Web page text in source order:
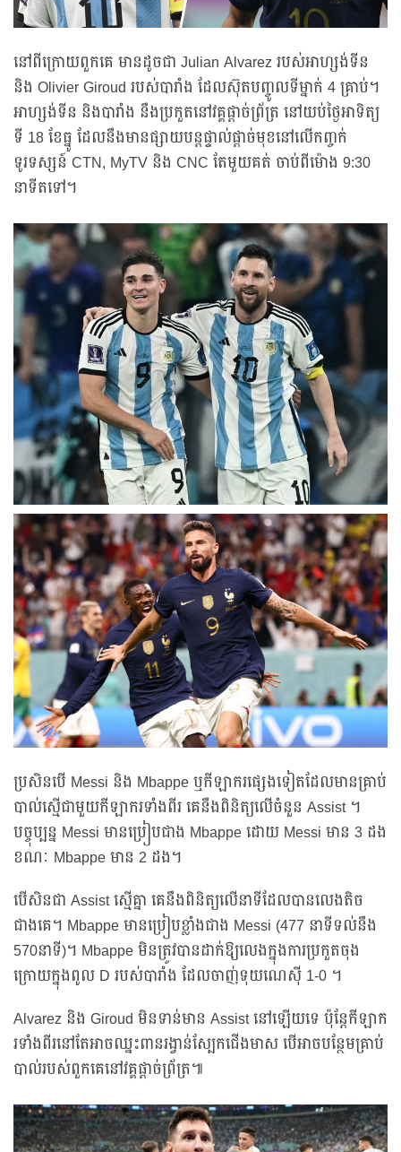
នៅពីក្រោយពួកគេ មានដូចជា Julian Alvarez របស់អាហ្សង់ទីន
និង Olivier Giroud របស់បារាំង ដែលស៊ុតបញ្ចូលទីម្នាក់ 4 គ្រាប់។
អាហ្សង់ទីន និងបារាំង នឹងប្រកួតនៅវគ្គផ្ដាច់ព្រ័ត្រ នៅយប់ថ្ងៃអាទិត្យ
ទី 18 ខែធ្នូ ដែលនឹងមានផ្សាយបន្តផ្ទាល់ផ្ដាច់មុខនៅលើកញ្ចក់
ទូរទស្សន៍ CTN, MyTV និង CNC តែមួយគត់ ចាប់ពីម៉ោង 9:30
នាទីតទៅ។
ប្រសិនបើ Messi និង Mbappe ឬកីឡាករផ្សេងទៀតដែលមានគ្រាប់
បាល់ស្មើជាមួយកីឡាករទាំងពីរ គេនឹងពិនិត្យលើចំនួន Assist ។
បច្ចុប្បន្ន Messi មានប្រៀបជាង Mbappe ដោយ Messi មាន 3 ដង
ខណៈ Mbappe មាន 2 ដង។
បើសិនជា Assist ស្មើគ្នា គេនឹងពិនិត្យលើនាទីដែលបានលេងតិច
ជាងគេ។ Mbappe មានប្រៀបខ្លាំងជាង Messi (477 នាទីទល់នឹង
570នាទី)។ Mbappe មិនត្រូវបានដាក់ឱ្យលេងក្នុងការប្រកួតចុង
ក្រោយក្នុងពូល D របស់បារាំង ដែលចាញ់ទុយណេស៊ី 1-0 ។
Alvarez និង Giroud មិនទាន់មាន Assist នៅឡើយទេ ប៉ុន្តែកីឡាក
រទាំងពីរនៅតែអាចឈ្នះពានរង្វាន់ស្បែកជើងមាស បើអាចបន្ថែមគ្រាប់
បាល់របស់ពួកគេនៅវគ្គផ្ដាច់ព្រ័ត្រ៕